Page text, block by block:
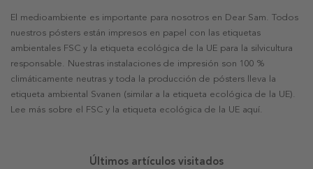
El medioambiente es importante para nosotros en Dear Sam. Todos
nuestros pósters están impresos en papel con las etiquetas
ambientales FSC y la etiqueta ecológica de la UE para la silvicultura
responsable. Nuestras instalaciones de impresión son 100 %
climáticamente neutras y toda la producción de pósters lleva la
etiqueta ambiental Svanen (similar a la etiqueta ecológica de la UE).
Lee más sobre el FSC y la etiqueta ecológica de la UE aquí.
Últimos artículos visitados